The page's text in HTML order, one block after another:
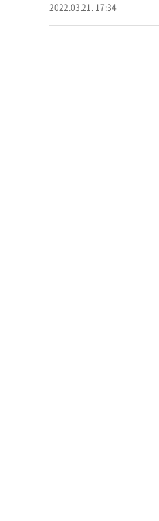
봉우리’라 부르기 쉽지만 ‘
우리 운해가 어우러져 장관
랗게 몽우리를 터뜨렸다”
2022.03.21. 17:34